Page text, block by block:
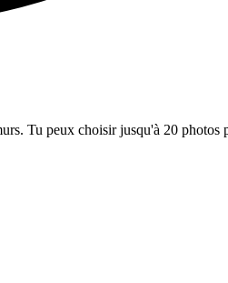
Tu peux choisir jusqu'à 20 photos